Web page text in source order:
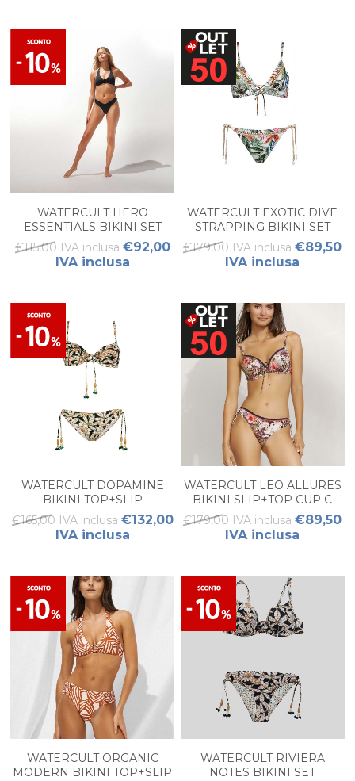
WATERCULT HERO
ESSENTIALS BIKINI SET
€115,00 IVA inclusa €92,00
IVA inclusa
WATERCULT EXOTIC DIVE
STRAPPING BIKINI SET
WOMAN
€179,00 IVA inclusa €89,50
IVA inclusa
WATERCULT DOPAMINE
BIKINI TOP+SLIP
€165,00 IVA inclusa €132,00
IVA inclusa
WATERCULT LEO ALLURES
BIKINI SLIP+TOP CUP C
€179,00 IVA inclusa €89,50
IVA inclusa
WATERCULT ORGANIC
MODERN BIKINI TOP+SLIP
WATERCULT RIVIERA
NOTES BIKINI SET